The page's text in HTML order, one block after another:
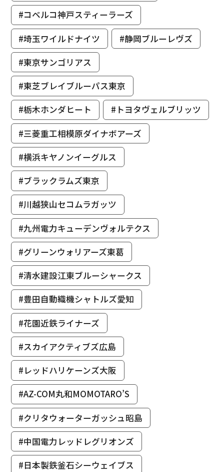
#コベルコ神戸スティーラーズ
#埼玉ワイルドナイツ
#静岡ブルーレヴズ
#東京サンゴリアス
#東芝ブレイブルーパス東京
#栃木ホンダヒート
#トヨタヴェルブリッツ
#三菱重工相模原ダイナボアーズ
#横浜キヤノンイーグルス
#ブラックラムズ東京
#川越狭山セコムラガッツ
#九州電力キューデンヴォルテクス
#グリーンウォリアーズ東葛
#清水建設江東ブルーシャークス
#豊田自動織機シャトルズ愛知
#花園近鉄ライナーズ
#スカイアクティブズ広島
#レッドハリケーンズ大阪
#AZ-COM丸和MOMOTARO’S
#クリタウォーターガッシュ昭島
#中国電力レッドレグリオンズ
#日本製鉄釜石シーウェイブス